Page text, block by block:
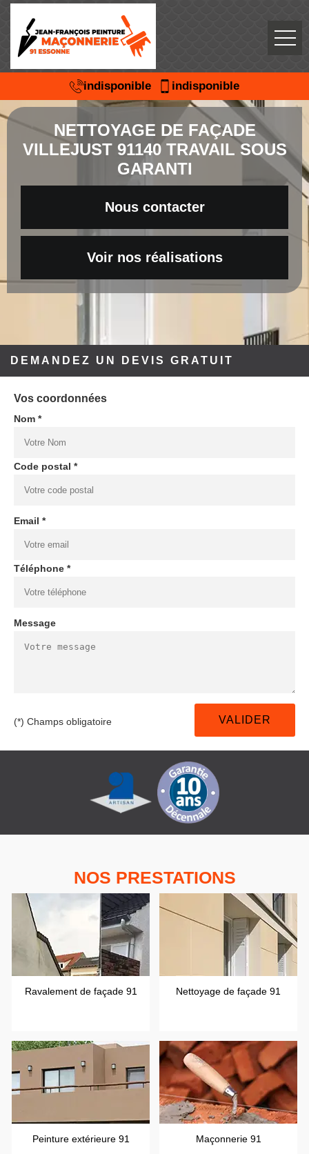
indisponible indisponible
NETTOYAGE DE FAÇADE
VILLEJUST 91140 TRAVAIL SOUS
GARANTI
Nous contacter
Voir nos réalisations
DEMANDEZ UN DEVIS GRATUIT
Vos coordonnées
Nom *
Code postal *
Email *
Téléphone *
Message
(*) Champs obligatoire
NOS PRESTATIONS
Ravalement de façade 91 Nettoyage de façade 91
Peinture extérieure 91 Maçonnerie 91